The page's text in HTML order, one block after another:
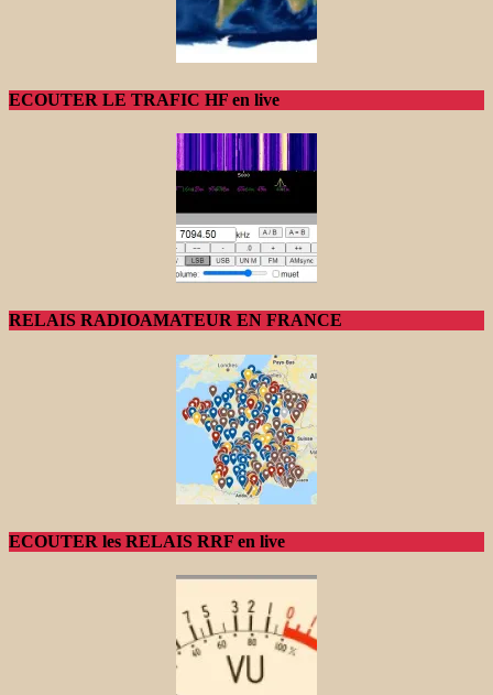
ECOUTER LE TRAFIC HF en live
RELAIS RADIOAMATEUR EN FRANCE
ECOUTER les RELAIS RRF en live